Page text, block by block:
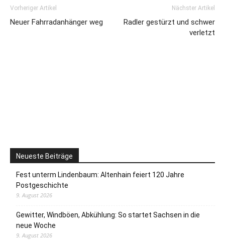
Vorheriger Artikel
Neuer Fahrradanhänger weg
Nächster Artikel
Radler gestürzt und schwer
verletzt
Neueste Beiträge
Fest unterm Lindenbaum: Altenhain feiert 120 Jahre
Postgeschichte
9. August 2026
Gewitter, Windböen, Abkühlung: So startet Sachsen in die
neue Woche
9. August 2026